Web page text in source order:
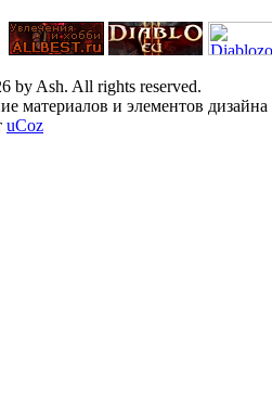
by Ash. All rights reserved.
материалов и элементов
uCoz